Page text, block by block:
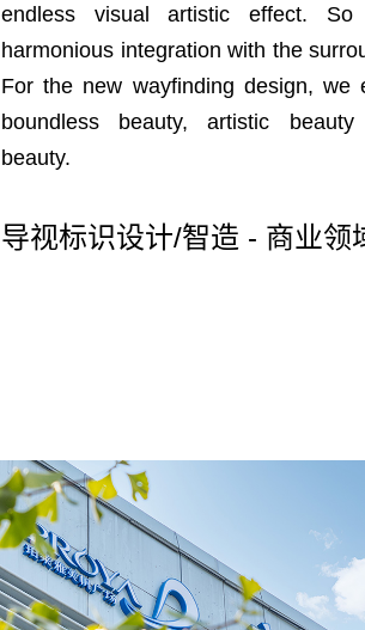
endless visual artistic effect.
harmonious integration with the
For the new wayfinding design, we
boundless beauty, artistic
beauty.
导视标识设计/智造 - 商业领